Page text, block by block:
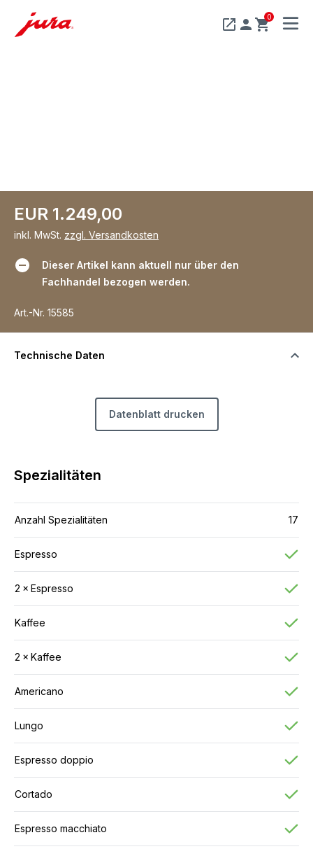
0
MENU
EUR 1.249,00
inkl. MwSt. zzgl. Versandkosten
Dieser Artikel kann aktuell nur über den
Fachhandel bezogen werden.
Art.-Nr. 15585
Technische Daten
Datenblatt drucken
Spezialitäten
Anzahl Spezialitäten 17
Espresso
2 × Espresso
Kaffee
2 × Kaffee
Americano
Lungo
Espresso doppio
Cortado
Espresso macchiato